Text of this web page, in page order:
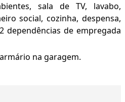
sala de TV, lavabo,
social, cozinha, despensa,
dependências de empregada
na garagem.